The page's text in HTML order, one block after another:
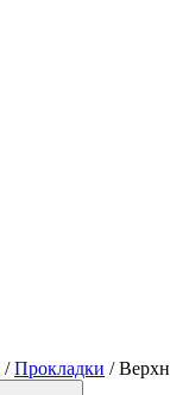
/Прокладки /